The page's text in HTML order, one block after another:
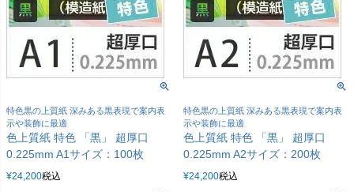
特色黒の上質紙 深みある黒表現で案内表
示や装飾に最適
色上質紙 特色 「黒」 超厚口
0.225mm A1サイズ：100枚
¥24,200税込
特色黒の上質紙 深みある黒表現で案内表
示や装飾に最適
色上質紙 特色 「黒」 超厚口
0.225mm A2サイズ：200枚
¥24,200税込